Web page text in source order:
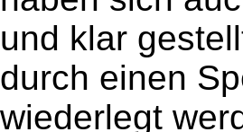
und klar
durch einen
wiederlegt